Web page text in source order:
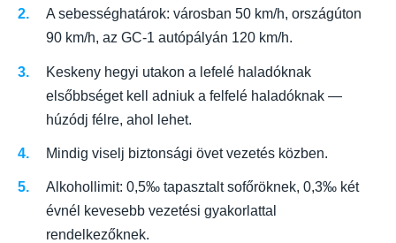
A sebességhatárok: városban 50 km/h, országúton
90 km/h, az GC-1 autópályán 120 km/h.
Keskeny hegyi utakon a lefelé haladóknak
elsőbbséget kell adniuk a felfelé haladóknak —
húzódj félre, ahol lehet.
Mindig viselj biztonsági övet vezetés közben.
Alkohollimit: 0,5‰ tapasztalt sofőröknek, 0,3‰ két
évnél kevesebb vezetési gyakorlattal
rendelkezőknek.